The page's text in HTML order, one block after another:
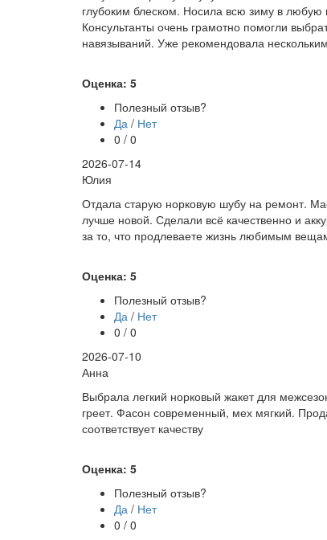
глубоким блеском. Носила всю зиму в
Консультанты очень грамотно помогли
навязываний. Уже рекомендовала
Оценка: 5
Полезный отзыв?
Да / Нет
0 / 0
2026-07-14
Юлия
Отдала старую норковую шубу на ремонт.
лучше новой. Сделали всё качественно и
за то, что продлеваете жизнь любимым
Оценка: 5
Полезный отзыв?
Да / Нет
0 / 0
2026-07-10
Анна
Выбрала легкий норковый жакет для
греет. Фасон современный, мех мягкий.
соответствует качеству
Оценка: 5
Полезный отзыв?
Да / Нет
0 / 0